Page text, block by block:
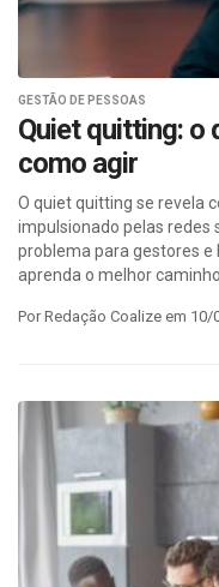
GESTÃO DE PESSOAS
Quiet quitting: o
como agir
O quiet quitting se revela
impulsionado pelas redes
problema para gestores e
aprenda o melhor
Por Redação Coalize em 10/